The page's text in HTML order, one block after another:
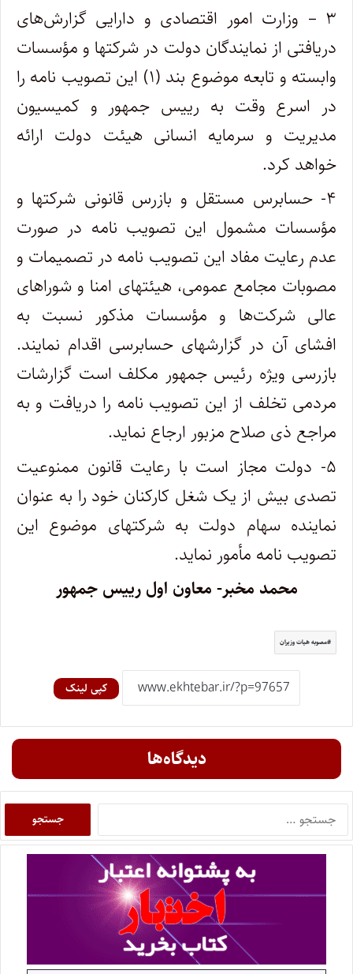
۳ – وزارت امور اقتصادی و دارایی گزارش‌های
دریافتی از نمایندگان دولت در شرکتها و مؤسسات
وابسته و تابعه موضوع بند (۱) این تصویب نامه را
در اسرع وقت به رییس جمهور و کمیسیون
مدیریت و سرمایه انسانی هیئت دولت ارائه
خواهد کرد.
۴- حسابرس مستقل و بازرس قانونی شرکتها و
مؤسسات مشمول این تصویب نامه در صورت
عدم رعایت مفاد این تصویب نامه در تصمیمات و
مصوبات مجامع عمومی، هیئتهای امنا و شوراهای
عالی شرکت‌ها و مؤسسات مذکور نسبت به
افشای آن در گزارشهای حسابرسی اقدام نمایند.
بازرسی ویژه رئیس جمهور مکلف است گزارشات
مردمی تخلف از این تصویب نامه را دریافت و به
مراجع ذی صلاح مزبور ارجاع نماید.
۵- دولت مجاز است با رعایت قانون ممنوعیت
تصدی بیش از یک شغل کارکنان خود را به عنوان
نماینده سهام دولت به شرکتهای موضوع این
تصویب نامه مأمور نماید.
محمد مخبر- معاون اول رییس جمهور
مصوبه هیات وزیران
کپی لینک
دیدگاه‌ها